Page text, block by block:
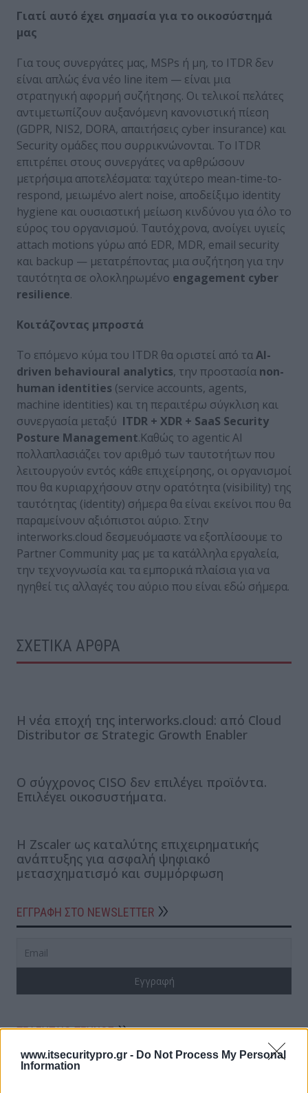
www.itsecuritypro.gr - Do Not Process My Personal
Information
Γιατί αυτό έχει σημασία για το οικοσύστημά
μας
Για τους συνεργάτες μας, MSPs ή μη, το ITDR δεν
είναι απλώς ένα νέο line item — είναι μια
στρατηγική αφορμή συζήτησης. Οι τελικοί πελάτες
αντιμετωπίζουν αυξανόμενη κανονιστική πίεση
(GDPR, NIS2, DORA, απαιτήσεις cyber insurance) και
Security ομάδες που συρρικνώνονται. Το ITDR
επιτρέπει στους συνεργάτες να αρθρώσουν
μετρήσιμα αποτελέσματα: ταχύτερο mean-time-to-
respond, μειωμένο alert noise, αποδείξιμο identity
hygiene και ουσιαστική μείωση κινδύνου για όλο το
εύρος του οργανισμού. Ταυτόχρονα, ανοίγει υγιείς
attach motions γύρω από EDR, MDR, email security
και backup — μετατρέποντας μια συζήτηση για την
ταυτότητα σε ολοκληρωμένο engagement cyber
resilience.
Κοιτάζοντας μπροστά
Το επόμενο κύμα του ITDR θα οριστεί από ταAI-
driven behavioural analytics, την προστασία non-
human identities (service accounts, agents,
machine identities) και τη περαιτέρω σύγκλιση και
συνεργασία μεταξύ ITDR + XDR + SaaS Security
Posture Management.Καθώς το agentic AI
πολλαπλασιάζει τον αριθμό των ταυτοτήτων που
λειτουργούν εντός κάθε επιχείρησης, οι οργανισμοί
που θα κυριαρχήσουν στην ορατότητα (visibility) της
ταυτότητας (identity) σήμερα θα είναι εκείνοι που θα
παραμείνουν αξιόπιστοι αύριο. Στην
interworks.cloud δεσμευόμαστε να εξοπλίσουμε το
Partner Community μας με τα κατάλληλα εργαλεία,
την τεχνογνωσία και τα εμπορικά πλαίσια για να
ηγηθεί τις αλλαγές του αύριο που είναι εδώ σήμερα.
ΣΧΕΤΙΚΑ ΑΡΘΡΑ
Η νέα εποχή της interworks.cloud: από Cloud
Distributor σε Strategic Growth Enabler
Ο σύγχρονος CISO δεν επιλέγει προϊόντα.
Επιλέγει οικοσυστήματα.
Η Zscaler ως καταλύτης επιχειρηματικής
ανάπτυξης για ασφαλή ψηφιακό
μετασχηματισμό και συμμόρφωση
ΕΓΓΡΑΦΗ ΣΤΟ NEWSLETTER
ΤΕΛΕΥΤΑΙΟ ΤΕΥΧΟΣ